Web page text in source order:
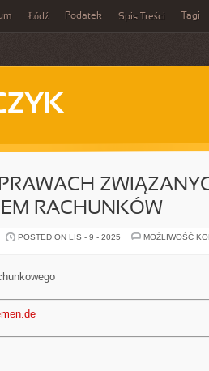
Łódź Podatek Spis Treści Tagi
RACHUNKÓW
POSTED ON LIS - 9 - 2025
MOŻLIWOŚĆ